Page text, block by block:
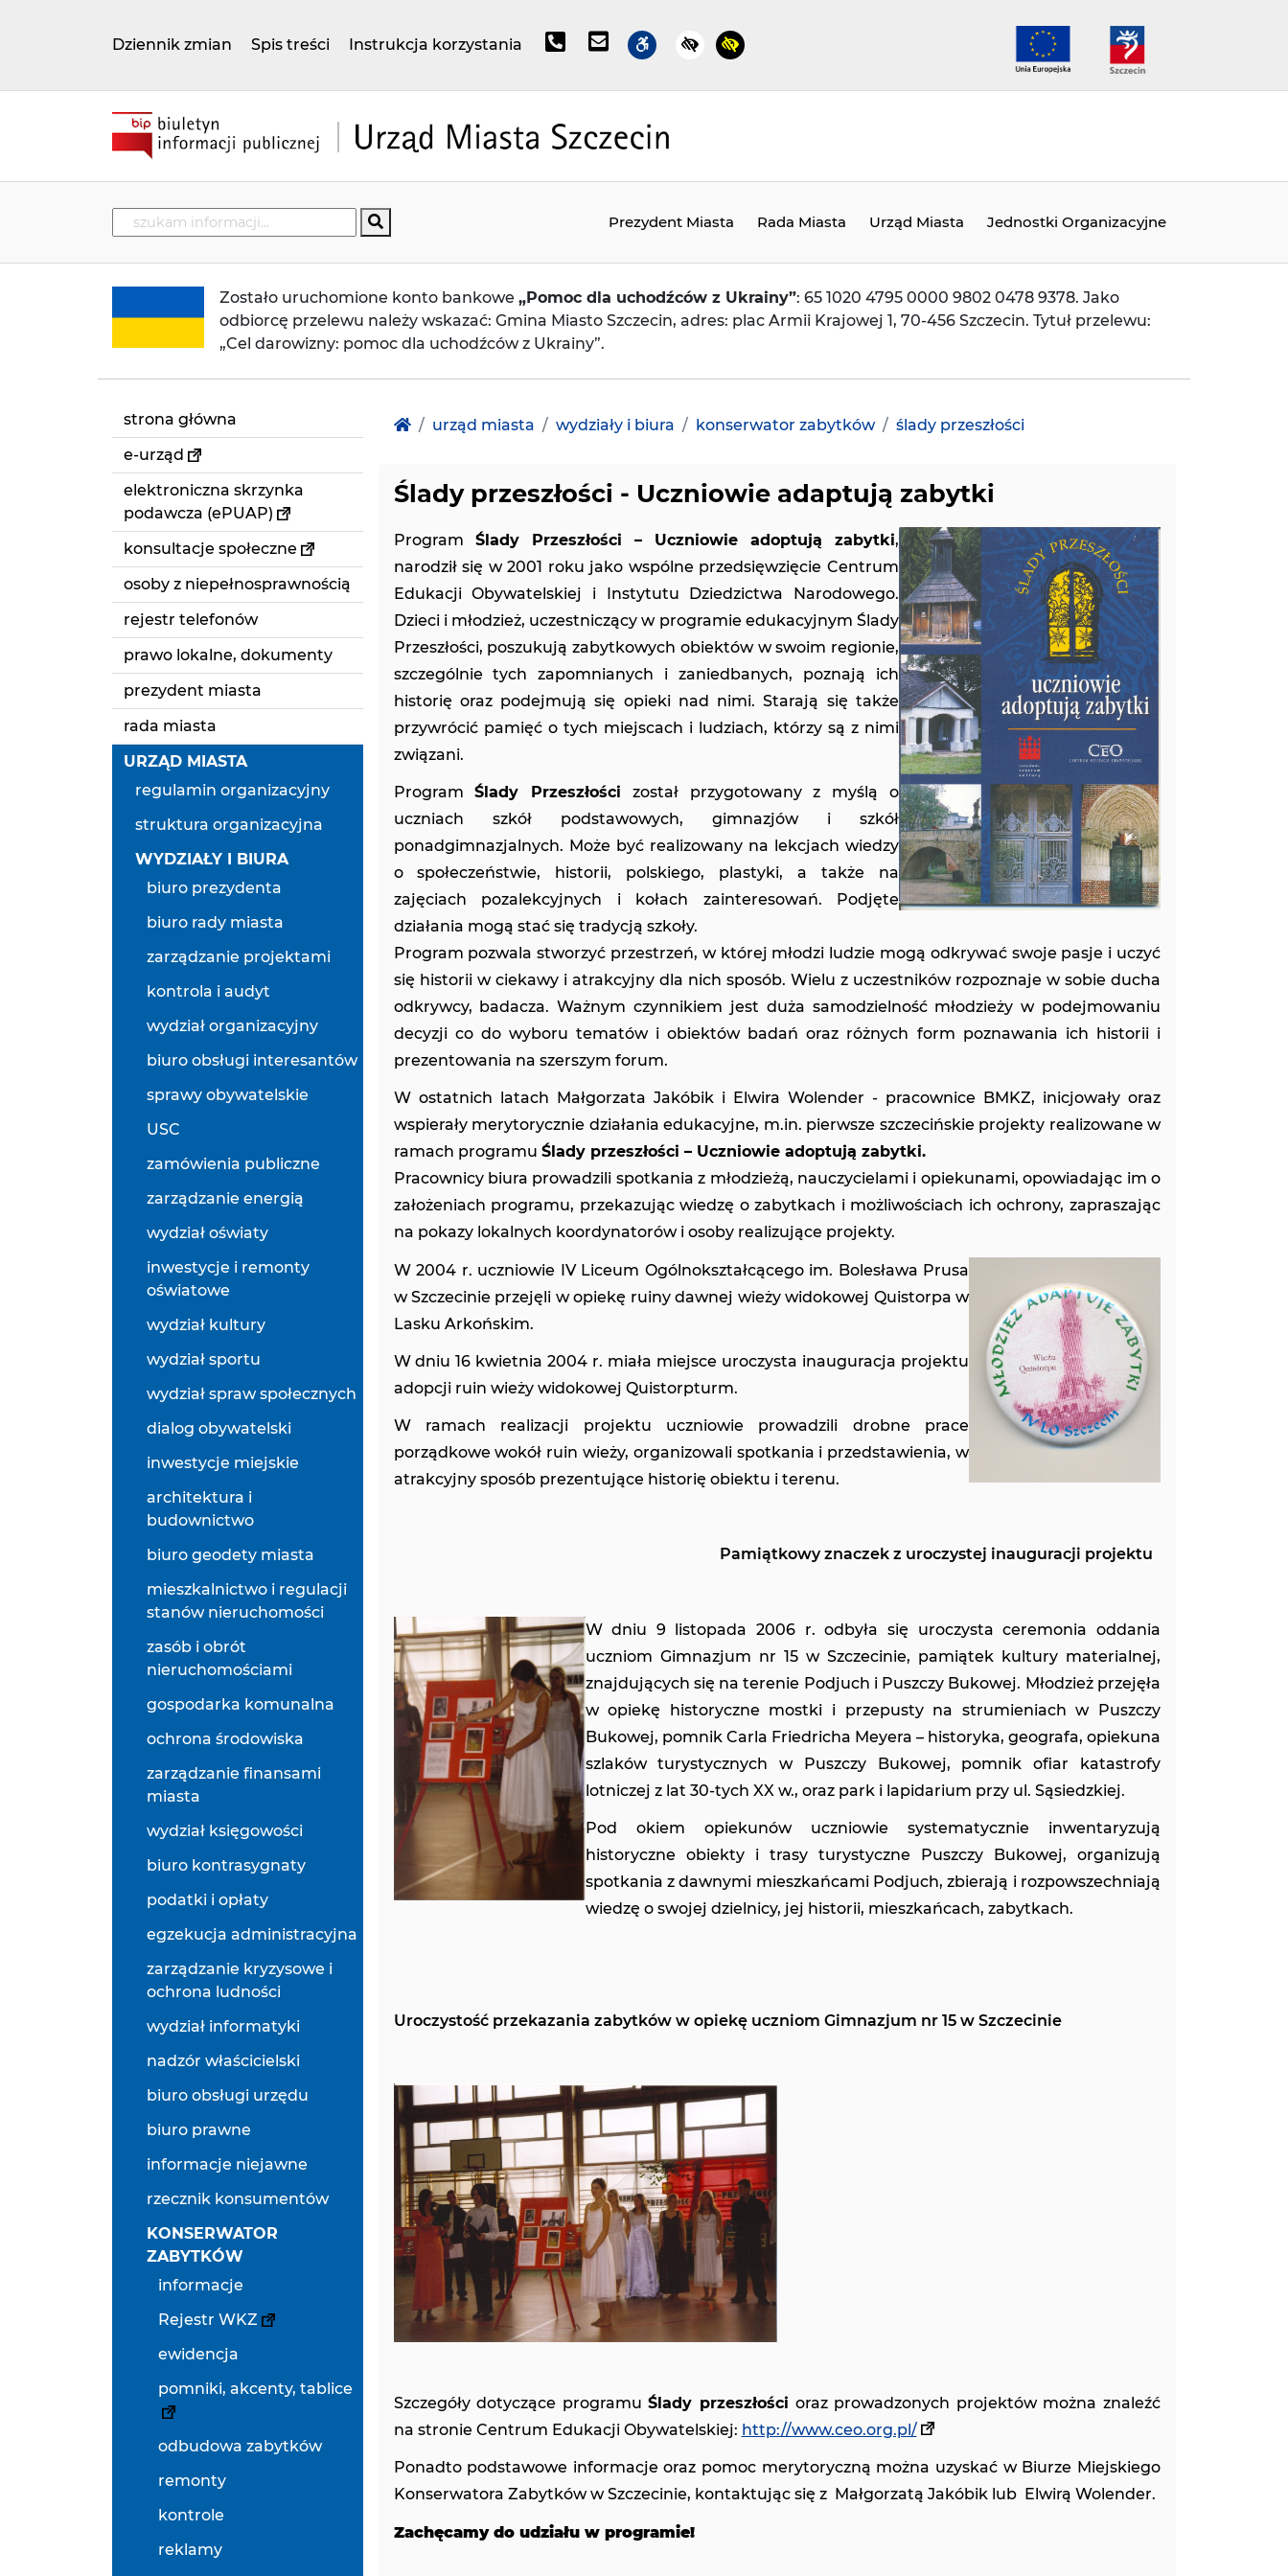
Dziennik zmian
Spis treści Instrukcja korzystania dane kontaktowe w Urzędzie Miasta
e-mail do kancelarii Urzędu Miasta
informacje dla osób z niepełnosprawnościami
kontrast żółty tekst na czarnym
Wpisz frazę do wyszukania. Naciśnij TAB aby przejść do przycisku. Prezydent Miasta Rada Miasta Urząd Miasta Jednostki Organizacyjne
Zostało uruchomione konto bankowe „Pomoc dla uchodźców z Ukrainy”: 65 1020 4795 0000 9802 0478 9378. Jako
odbiorcę przelewu należy wskazać: Gmina Miasto Szczecin, adres: plac Armii Krajowej 1, 70-456 Szczecin. Tytuł przelewu:
„Cel darowizny: pomoc dla uchodźców z Ukrainy”.
strona główna
e-urząd
elektroniczna skrzynka
podawcza (ePUAP)
konsultacje społeczne
osoby z niepełnosprawnością
rejestr telefonów
prawo lokalne, dokumenty
prezydent miasta
rada miasta
URZĄD MIASTA
regulamin organizacyjny
struktura organizacyjna
WYDZIAŁY I BIURA
biuro prezydenta
biuro rady miasta
zarządzanie projektami
kontrola i audyt
wydział organizacyjny
biuro obsługi interesantów
sprawy obywatelskie
USC
zamówienia publiczne
zarządzanie energią
wydział oświaty
inwestycje i remonty
oświatowe
wydział kultury
wydział sportu
wydział spraw społecznych
dialog obywatelski
inwestycje miejskie
architektura i
budownictwo
biuro geodety miasta
mieszkalnictwo i regulacji
stanów nieruchomości
zasób i obrót
nieruchomościami
gospodarka komunalna
ochrona środowiska
zarządzanie finansami
miasta
wydział księgowości
biuro kontrasygnaty
podatki i opłaty
egzekucja administracyjna
zarządzanie kryzysowe i
ochrona ludności
wydział informatyki
nadzór właścicielski
biuro obsługi urzędu
biuro prawne
informacje niejawne
rzecznik konsumentów
KONSERWATOR
ZABYTKÓW
informacje
Rejestr WKZ
ewidencja
pomniki, akcenty, tablice
odbudowa zabytków
remonty
kontrole
reklamy
strona główna
urząd miasta wydziały i biura konserwator zabytków ślady przeszłości
Ślady przeszłości - Uczniowie adaptują zabytki
Program Ślady Przeszłości – Uczniowie adoptują zabytki,
narodził się w 2001 roku jako wspólne przedsięwzięcie Centrum
Edukacji Obywatelskiej i Instytutu Dziedzictwa Narodowego.
Dzieci i młodzież, uczestniczący w programie edukacyjnym Ślady
Przeszłości, poszukują zabytkowych obiektów w swoim regionie,
szczególnie tych zapomnianych i zaniedbanych, poznają ich
historię oraz podejmują się opieki nad nimi. Starają się także
przywrócić pamięć o tych miejscach i ludziach, którzy są z nimi
związani.
ProgramŚlady Przeszłości został przygotowany z myślą o
uczniach szkół podstawowych, gimnazjów i szkół
ponadgimnazjalnych. Może być realizowany na lekcjach wiedzy
o społeczeństwie, historii, polskiego, plastyki, a także na
zajęciach pozalekcyjnych i kołach zainteresowań. Podjęte
działania mogą stać się tradycją szkoły.
Program pozwala stworzyć przestrzeń, w której młodzi ludzie mogą odkrywać swoje pasje i uczyć
się historii w ciekawy i atrakcyjny dla nich sposób. Wielu z uczestników rozpoznaje w sobie ducha
odkrywcy, badacza. Ważnym czynnikiem jest duża samodzielność młodzieży w podejmowaniu
decyzji co do wyboru tematów i obiektów badań oraz różnych form poznawania ich historii i
prezentowania na szerszym forum.
W ostatnich latach Małgorzata Jakóbik i Elwira Wolender - pracownice BMKZ, inicjowały oraz
wspierały merytorycznie działania edukacyjne, m.in. pierwsze szczecińskie projekty realizowane w
ramach programu Ślady przeszłości – Uczniowie adoptują zabytki.
Pracownicy biura prowadzili spotkania z młodzieżą, nauczycielami i opiekunami, opowiadając im o
założeniach programu, przekazując wiedzę o zabytkach i możliwościach ich ochrony, zapraszając
na pokazy lokalnych koordynatorów i osoby realizujące projekty.
W 2004 r. uczniowie IV Liceum Ogólnokształcącego im. Bolesława Prusa
w Szczecinie przejęli w opiekę ruiny dawnej wieży widokowej Quistorpa w
Lasku Arkońskim.
W dniu 16 kwietnia 2004 r. miała miejsce uroczysta inauguracja projektu
adopcji ruin wieży widokowej Quistorpturm.
W ramach realizacji projektu uczniowie prowadzili drobne prace
porządkowe wokół ruin wieży, organizowali spotkania i przedstawienia, w
atrakcyjny sposób prezentujące historię obiektu i terenu.
Pamiątkowy znaczek z uroczystej inauguracji projektu
W dniu 9 listopada 2006 r. odbyła się uroczysta ceremonia oddania
uczniom Gimnazjum nr 15 w Szczecinie, pamiątek kultury materialnej,
znajdujących się na terenie Podjuch i Puszczy Bukowej. Młodzież przejęła
w opiekę historyczne mostki i przepusty na strumieniach w Puszczy
Bukowej, pomnik Carla Friedricha Meyera – historyka, geografa, opiekuna
szlaków turystycznych w Puszczy Bukowej, pomnik ofiar katastrofy
lotniczej z lat 30-tych XX w., oraz park i lapidarium przy ul. Sąsiedzkiej.
Pod okiem opiekunów uczniowie systematycznie inwentaryzują
historyczne obiekty i trasy turystyczne Puszczy Bukowej, organizują
spotkania z dawnymi mieszkańcami Podjuch, zbierają i rozpowszechniają
wiedzę o swojej dzielnicy, jej historii, mieszkańcach, zabytkach.
Uroczystość przekazania zabytków w opiekę uczniom Gimnazjum nr 15 w Szczecinie
Szczegóły dotyczące programuŚlady przeszłości oraz prowadzonych projektów można znaleźć
na stronie Centrum Edukacji Obywatelskiej: http://www.ceo.org.pl/
Ponadto podstawowe informacje oraz pomoc merytoryczną można uzyskać w Biurze Miejskiego
Konserwatora Zabytków w Szczecinie, kontaktując się z Małgorzatą Jakóbik lub Elwirą Wolender.
Zachęcamy do udziału w programie!